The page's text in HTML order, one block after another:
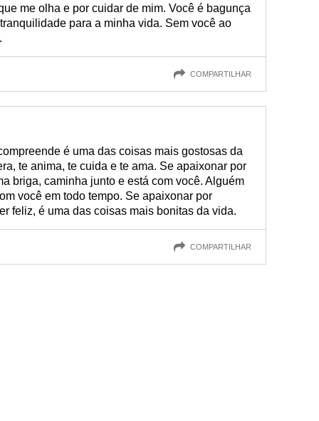
me olha e por cuidar de mim. Você é bagunça
para a minha vida. Sem você ao
COMPARTILHAR
é uma das coisas mais gostosas da
te anima, te cuida e te ama. Se apaixonar por
briga, caminha junto e está com você. Alguém
você em todo tempo. Se apaixonar por
feliz, é uma das coisas mais bonitas da vida.
COMPARTILHAR